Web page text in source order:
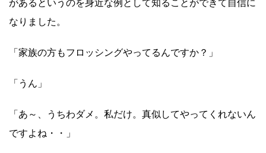
があるというのを身近な例として知ることができて自信に
なりました。
「家族の方もフロッシングやってるんですか？」
「うん」
「あ～、うちわダメ。私だけ。真似してやってくれないん
ですよね・・」